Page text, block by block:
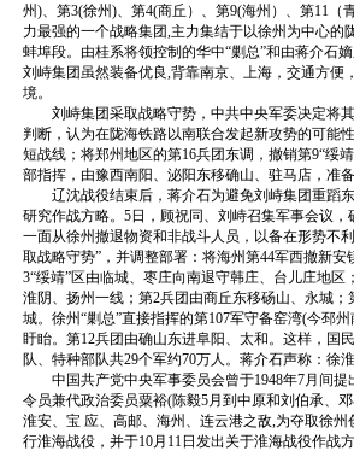
州)、第3(徐州)、第4(商丘）、第9(海州）、第11（
力最强的一个战略集团,主力集结于以徐州为中心
蚌埠段。由桂系将领控制的华中“剿总”和由蒋介石
刘峙集团虽然装备优良,背靠南京、上海，交通方
境。
刘峙集团采取战略守势，中共中央军委决定将其
判断，认为在陇海铁路以南联合发起新攻势的可能
短战线；将郑州地区的第16兵团东调，撤销第9“绥
部指挥，由豫西南阳、泌阳东移确山、驻马店，准
辽沈战役结束后，蒋介石为避免刘峙集团重蹈东
研究作战方略。5日，顾祝同、刘峙召集军事会议
一面从徐州撤退物资和非战斗人员，以备在形势不
取战略守势”，并调整部署：将海州第44军西撤新
3“绥靖”区由临城、枣庄向南退守韩庄、台儿庄地
淮阴、扬州一线；第2兵团由商丘东移砀山、永城
城。徐州“剿总”直接指挥的第107军守备窑湾(今邳
盱眙。第12兵团由确山东进阜阳、太和。这样，国
队、特种部队共29个军约70万人。蒋介石声称：徐
中国共产党中央军事委员会曾于1948年7月间提
令员兼代政治委员粟裕(陈毅5月到中原和刘伯承、
淮安、宝 应、高邮、海州、连云港之敌,为夺取徐
行淮海战役，并于10月11日发出关于淮海战役作战